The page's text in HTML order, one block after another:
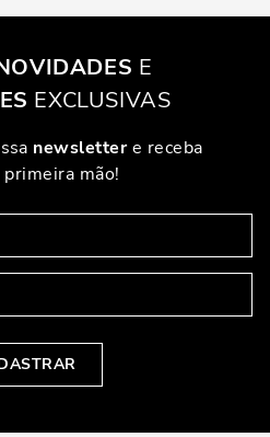
E
EXCLUSIVAS
newslettere receba
mão!